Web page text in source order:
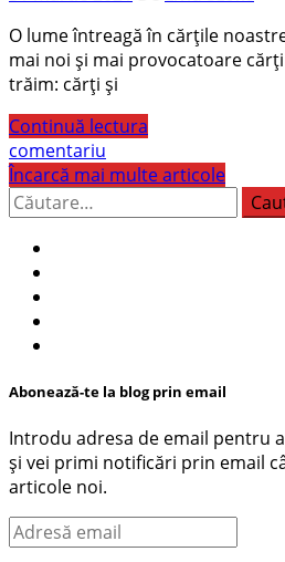
O lume întreagă în cărţile
mai noi și mai provocatoare
trăim: cărți și
Continuă lectura
comentariu
Încarcă mai multe articole
Caută
după:
Abonează-te la blog prin email
Introdu adresa de email pentru
și vei primi notificări prin email
articole noi.
Adresă
email